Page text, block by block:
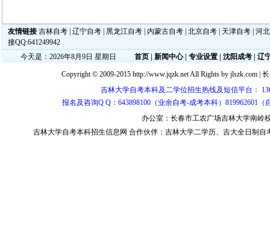
友情链接 吉林自考 辽宁自考 黑龙江自考 内蒙古自考 北京自考 天津自考 河
接QQ:641249942
今天是：2026年8月9日 星期日
首页 新闻中心| 专业设置 沈阳成考 辽
Copyright © 2009-2015 http://www.jqzk.net All Rights by jlszk.com
吉林大学自考本科及二学位招生热线及短信平台：
报名及咨询Q Q：643898100（业余自考-成考本科）819962601
办公室：长春市工农广场吉林大学南
吉林大学自考本科招生信息网 合作伙伴： 吉林大学二学历、 吉大全日制自